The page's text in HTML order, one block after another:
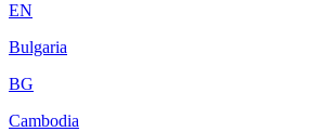
EN
Bulgaria
BG
Cambodia